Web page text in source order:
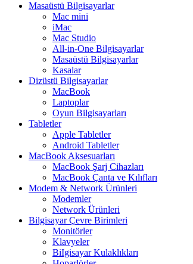
Masaüstü Bilgisayarlar
Mac mini
iMac
Mac Studio
All-in-One Bilgisayarlar
Masaüstü Bilgisayarlar
Kasalar
Dizüstü Bilgisayarlar
MacBook
Laptoplar
Oyun Bilgisayarları
Tabletler
Apple Tabletler
Android Tabletler
MacBook Aksesuarları
MacBook Şarj Cihazları
MacBook Çanta ve Kılıfları
Modem & Network Ürünleri
Modemler
Network Ürünleri
Bilgisayar Çevre Birimleri
Monitörler
Klavyeler
BiIgisayar Kulaklıkları